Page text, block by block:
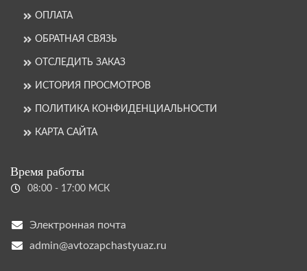
ОПЛАТА
ОБРАТНАЯ СВЯЗЬ
ОТСЛЕДИТЬ ЗАКАЗ
ИСТОРИЯ ПРОСМОТРОВ
ПОЛИТИКА КОНФИДЕНЦИАЛЬНОСТИ
КАРТА САЙТА
Время работы
08:00 - 17:00 МСК
Электронная почта
admin@avtozapchastyuaz.ru